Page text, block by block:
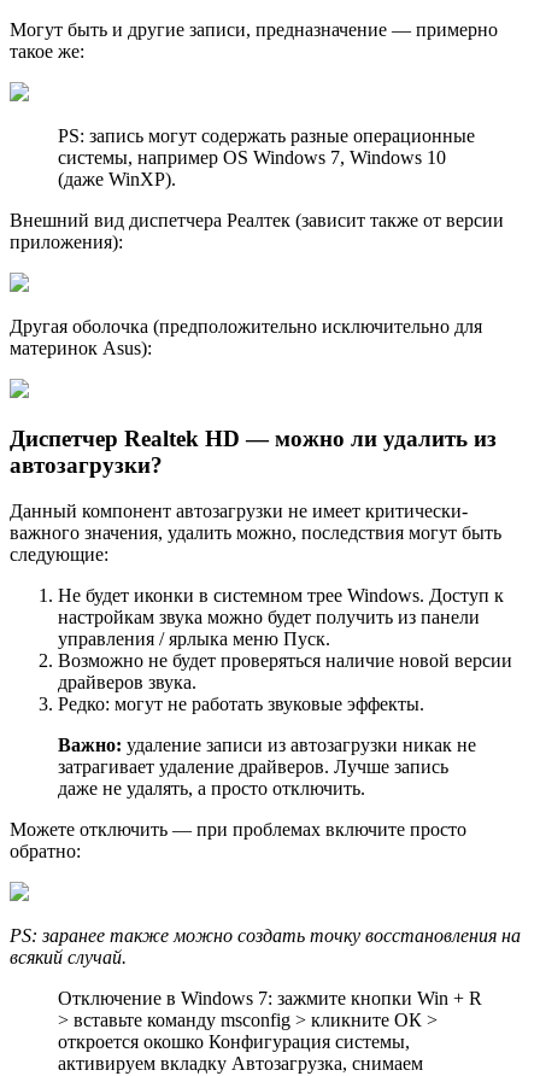
Могут быть и другие записи, предназначение — примерно
такое же:
PS: запись могут содержать разные операционные
системы, например OS Windows 7, Windows 10
(даже WinXP).
Внешний вид диспетчера Реалтек (зависит также от версии
приложения):
Другая оболочка (предположительно исключительно для
материнок Asus):
Диспетчер Realtek HD — можно ли удалить из
автозагрузки?
Данный компонент автозагрузки не имеет критически-
важного значения, удалить можно, последствия могут быть
следующие:
Не будет иконки в системном трее Windows. Доступ к
настройкам звука можно будет получить из панели
управления / ярлыка меню Пуск.
Возможно не будет проверяться наличие новой версии
драйверов звука.
Редко: могут не работать звуковые эффекты.
Важно: удаление записи из автозагрузки никак не
затрагивает удаление драйверов. Лучше запись
даже не удалять, а просто отключить.
Можете отключить — при проблемах включите просто
обратно:
PS: заранее также можно создать точку восстановления на
всякий случай.
Отключение в Windows 7: зажмите кнопки Win + R
> вставьте команду msconfig > кликните ОК >
откроется окошко Конфигурация системы,
активируем вкладку Автозагрузка, снимаем